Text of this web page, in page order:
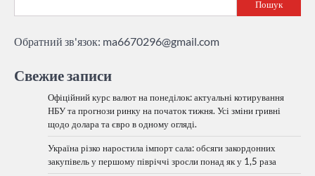
Пошук
Обратний зв'язок: ma6670296@gmail.com
Свежие записи
Офіційний курс валют на понеділок: актуальні котирування
НБУ та прогнози ринку на початок тижня. Усі зміни гривні
щодо долара та євро в одному огляді.
Україна різко наростила імпорт сала: обсяги закордонних
закупівель у першому півріччі зросли понад як у 1,5 раза